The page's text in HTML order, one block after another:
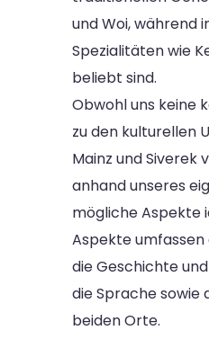
und Woi, während
Spezialitäten wie
beliebt sind.
Obwohl uns keine
zu den kulturellen
Mainz und Siverek
anhand unseres
mögliche Aspekte
Aspekte umfassen
die Geschichte
die Sprache sowie
beiden Orte.